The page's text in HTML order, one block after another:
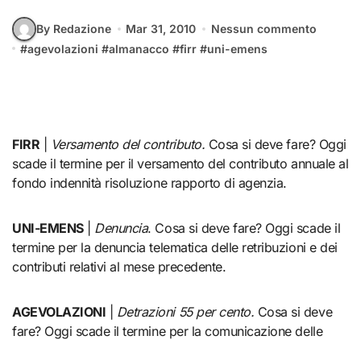
By Redazione Mar 31, 2010
Nessun commento
#agevolazioni #almanacco #firr #uni-emens
FIRR Versamento del contributo. Cosa si deve fare? Oggi
scade il termine per il versamento del contributo annuale al
fondo indennità risoluzione rapporto di agenzia.
UNI-EMENS| Denuncia. Cosa si deve fare? Oggi scade il
termine per la denuncia telematica delle retribuzioni e dei
contributi relativi al mese precedente.
AGEVOLAZIONI Detrazioni 55 per cento. Cosa si deve
fare? Oggi scade il termine per la comunicazione delle